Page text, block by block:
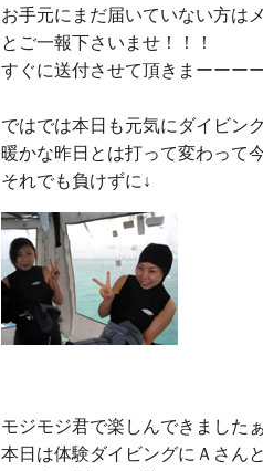
お手元にまだ届いていない方は
とご一報下さいませ！！！
すぐに送付させて頂きまーーー
ではでは本日も元気にダイビン
暖かな昨日とは打って変わって
モジモジ君で楽しんできました
本日は体験ダイビングにＡさん